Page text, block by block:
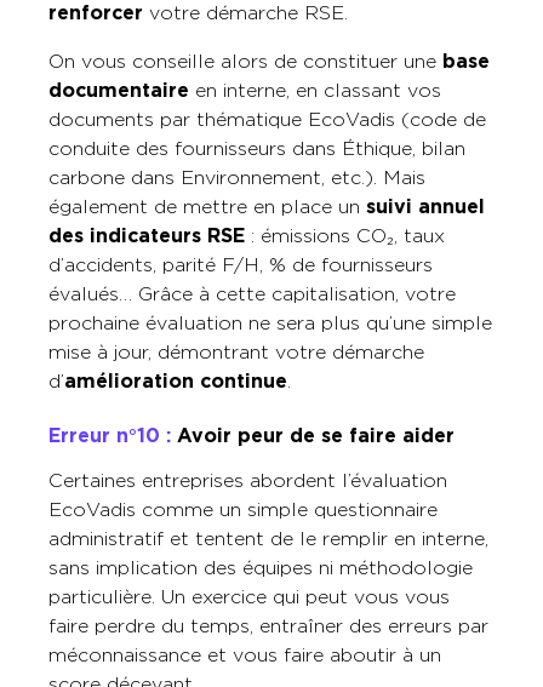
renforcer votre démarche RSE.
On vous conseille alors de constituer une base
documentaire en interne, en classant vos
documents par thématique EcoVadis (code de
conduite des fournisseurs dans Éthique, bilan
carbone dans Environnement, etc.). Mais
également de mettre en place un suivi annuel
des indicateurs RSE : émissions CO₂, taux
d’accidents, parité F/H, % de fournisseurs
évalués… Grâce à cette capitalisation, votre
prochaine évaluation ne sera plus qu’une simple
mise à jour, démontrant votre démarche
d’amélioration continue.
Erreur n°10 : Avoir peur de se faire aider
Certaines entreprises abordent l’évaluation
EcoVadis comme un simple questionnaire
administratif et tentent de le remplir en interne,
sans implication des équipes ni méthodologie
particulière. Un exercice qui peut vous vous
faire perdre du temps, entraîner des erreurs par
méconnaissance et vous faire aboutir à un